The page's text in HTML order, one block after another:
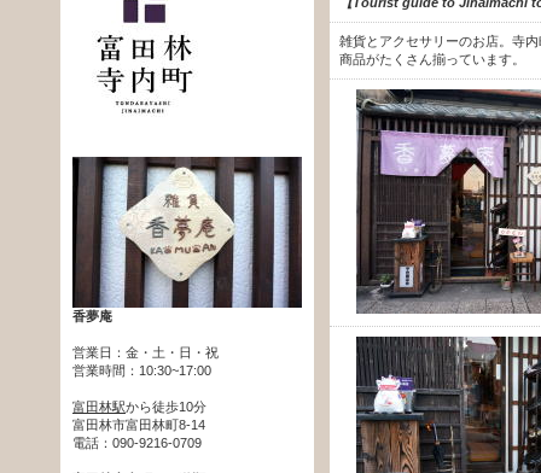
雑貨とアクセサリーのお店。寺
商品がたくさん揃っています。
香夢庵
営業日： 金・土・日・祝
営業時間：10:30~17:00
富田林駅から徒歩10分
富田林市富田林町8-14
電話：090-9216-0709